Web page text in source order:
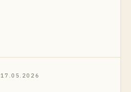
17.05.2026